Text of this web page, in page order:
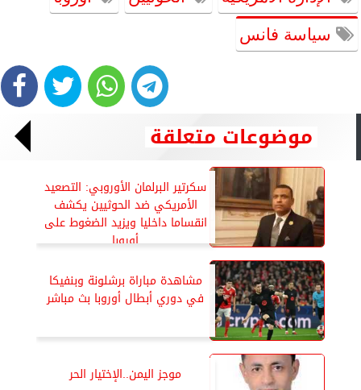
سياسة فانس
موضوعات متعلقة
سكرتير البرلمان الأوروبي: التصعيد
الأمريكي ضد الحوثيين يكشف
انقساما داخليا ويزيد الضغوط على
أوروبا
مشاهدة مباراة برشلونة وبنفيكا
في دوري أبطال أوروبا بث مباشر
موجز اليمن..الإختيار الحر